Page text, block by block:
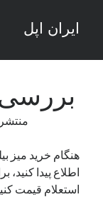
ایران اپل
نوار
راه‌های اتصال موبایل و
انتقاد کاربران از
جنگی
بررسی
هنگام خرید میز
اطلاع پیدا کنید،
استعلام قیمت